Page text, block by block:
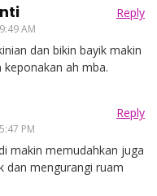
AM
Reply
dan bikin bayik makin
ah mba.
PM
Reply
makin memudahkan juga
dan mengurangi ruam